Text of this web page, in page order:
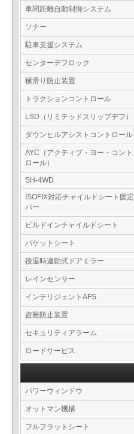
車間距離自動制御システム
ソナー
駐車支援システム
センターデフロック
横滑り防止装置
トラクションコントロール
LSD（リミテッドスリップデフ）
ダウンヒルアシストコントロール
AYC（アクティブ・ヨー・コント
ロール）
SH-4WD
ISOFIX対応チャイルドシート固定
バー
ビルドインチャイルドシート
バケットシート
後退時連動式ドアミラー
レインセンサー
インテリジェントAFS
盗難防止装置
セキュリティアラーム
ロードサービス
パワーウィンドウ
オットマン機構
フルフラットシート